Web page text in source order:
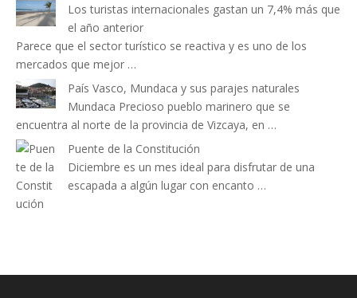
Los turistas internacionales gastan un 7,4% más que
el año anterior
Parece que el sector turístico se reactiva y es uno de los
mercados que mejor …
País Vasco, Mundaca y sus parajes naturales
Mundaca Precioso pueblo marinero que se
encuentra al norte de la provincia de Vizcaya, en …
Puente de la Constitución
Diciembre es un mes ideal para disfrutar de una
escapada a algún lugar con encanto …